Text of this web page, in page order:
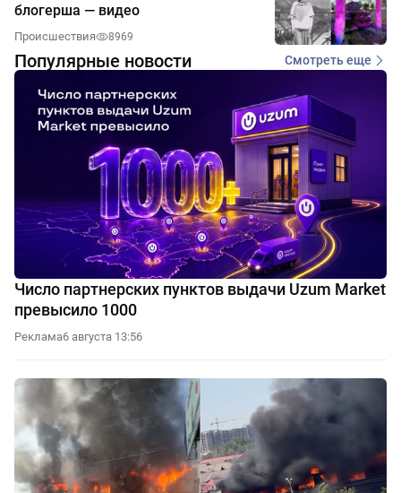
блогерша — видео
Происшествия 8969
Популярные новости Смотреть еще
Число партнерских пунктов выдачи Uzum Market
превысило 1000
Реклама6 августа 13:56